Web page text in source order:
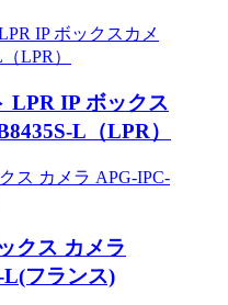
LPR IP ボックス
L（LPR）
クス カメラ
L(フランス)